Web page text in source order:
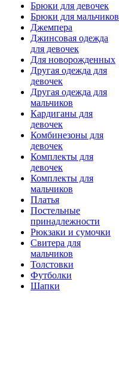
Брюки для девочек
Брюки для мальчиков
Джемпера
Джинсовая одежда
для девочек
Для новорожденных
Другая одежда для
девочек
Другая одежда для
мальчиков
Кардиганы для
девочек
Комбинезоны для
девочек
Комплекты для
девочек
Комплекты для
мальчиков
Платья
Постельные
принадлежности
Рюкзаки и сумочки
Свитера для
мальчиков
Толстовки
Футболки
Шапки